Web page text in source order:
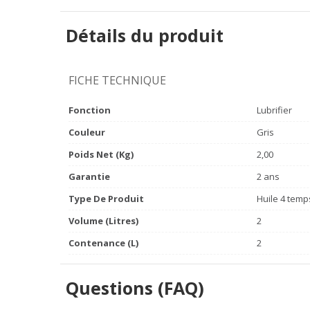
Détails du produit
FICHE TECHNIQUE
Fonction
Lubrifier
Couleur
Gris
Poids Net (Kg)
2,00
Garantie
2 ans
Type De Produit
Huile 4
Volume (litres)
2
Contenance (L)
2
Questions (FAQ)